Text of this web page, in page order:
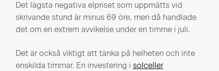
Det lägsta negativa elpriset som uppmätts vid
skrivande stund är minus 69 öre, men då handlade
det om en extrem avvikelse under en timme i juli.
Det är också viktigt att tänka på helheten och inte
enskilda timmar. En investering i solceller